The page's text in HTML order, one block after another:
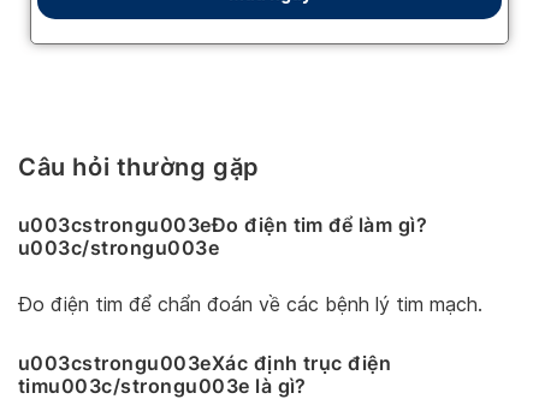
Câu hỏi thường gặp
u003cstrongu003eĐo điện tim để làm gì?
u003c/strongu003e
Đo điện tim để chẩn đoán về các bệnh lý tim mạch.
u003cstrongu003eXác định trục điện
timu003c/strongu003e là gì?